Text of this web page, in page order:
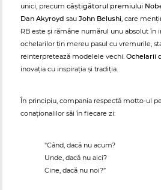
unici, precum câștigătorul premiului
Dan Akyroyd sau John Belushi, care
RB este și rămâne numărul unu absolut în
ochelarilor țin mereu pasul cu vremurile,
reinterpretează modelele vechi. Ochelarii
inovația cu inspirația și tradiția.
În principiu, compania respectă motto-ul
conaționalilor săi în fiecare zi:
"Când, dacă nu acum?
Unde, dacă nu aici?
Cine, dacă nu noi?”